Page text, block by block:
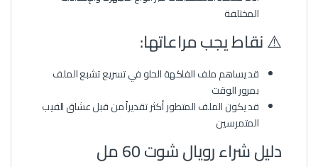
المختلفة
⚠️ نقاط يجب مراعاتها:
قد يساهم ملف الفاكهة الحلو في تسريع تشبع الملف
بمرور الوقت
قد يكون الملف المتطور أكثر تقديراً من قبل عشاق الفيب
المتمرسين
دليل شراء رويال شوت 60 مل